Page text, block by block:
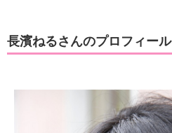
長濱ねるさんのプロフィール